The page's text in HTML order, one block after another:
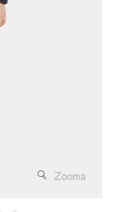
Zooma